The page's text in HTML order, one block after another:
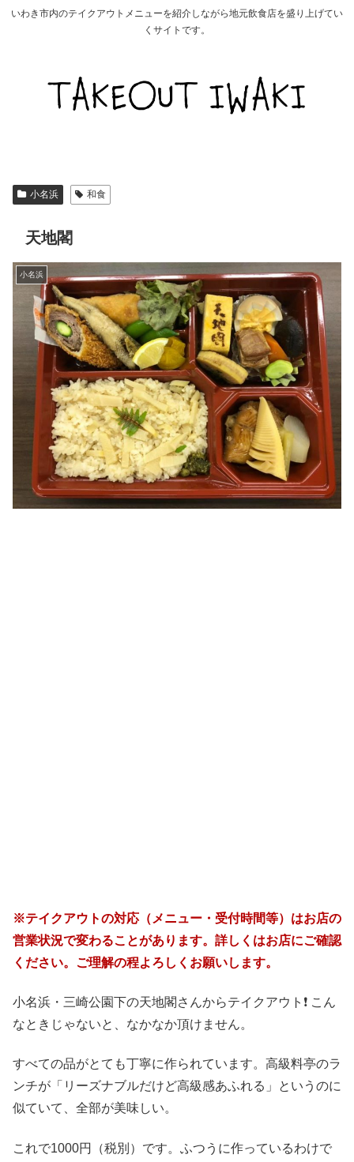
いわき市内のテイクアウトメニューを紹介しながら地元飲食店を盛り上げてい
くサイトです。
小名浜 和食
天地閣
小名浜
※テイクアウトの対応（メニュー・受付時間等）はお店の
営業状況で変わることがあります。詳しくはお店にご確認
ください。ご理解の程よろしくお願いします。
小名浜・三崎公園下の天地閣さんからテイクアウト❗️ こん
なときじゃないと、なかなか頂けません。
すべての品がとても丁寧に作られています。高級料亭のラ
ンチが「リーズナブルだけど高級感あふれる」というのに
似ていて、全部が美味しい。
これで1000円（税別）です。ふつうに作っているわけで